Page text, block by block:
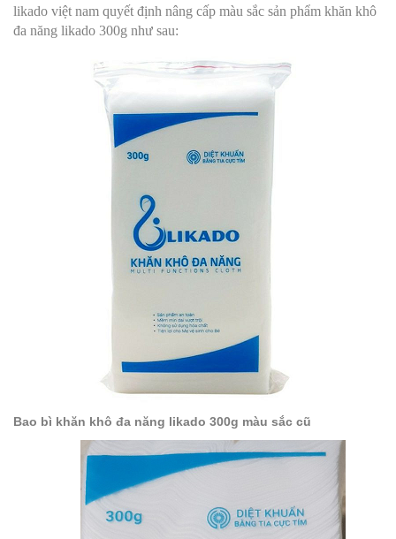
likado việt nam quyết định nâng cấp màu sắc sản phẩm khăn khô
đa năng likado 300g như sau:
Bao bì khăn khô đa năng likado 300g màu sắc cũ